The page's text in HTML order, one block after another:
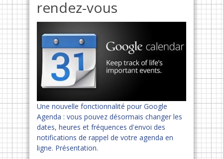
rendez-vous
Une nouvelle fonctionnalité pour Google
Agenda : vous pouvez désormais changer les
dates, heures et fréquences d'envoi des
notifications de rappel de votre agenda en
ligne. Présentation.